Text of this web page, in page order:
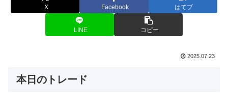
X Facebook はてブ
LINE コピー
2025.07.23
本日のトレード